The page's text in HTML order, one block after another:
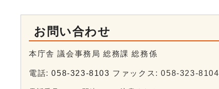
お問い合わせ
本庁舎 議会事務局 総務課 総務係
電話:058-323-8103 ファックス: 058-323-8104